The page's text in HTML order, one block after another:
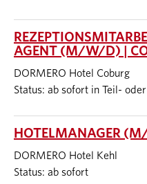
AGENT (M/W/D) |
DORMERO Hotel Coburg
Status: ab sofort in Teil-
HOTELMANAGER
DORMERO Hotel Kehl
Status: ab sofort